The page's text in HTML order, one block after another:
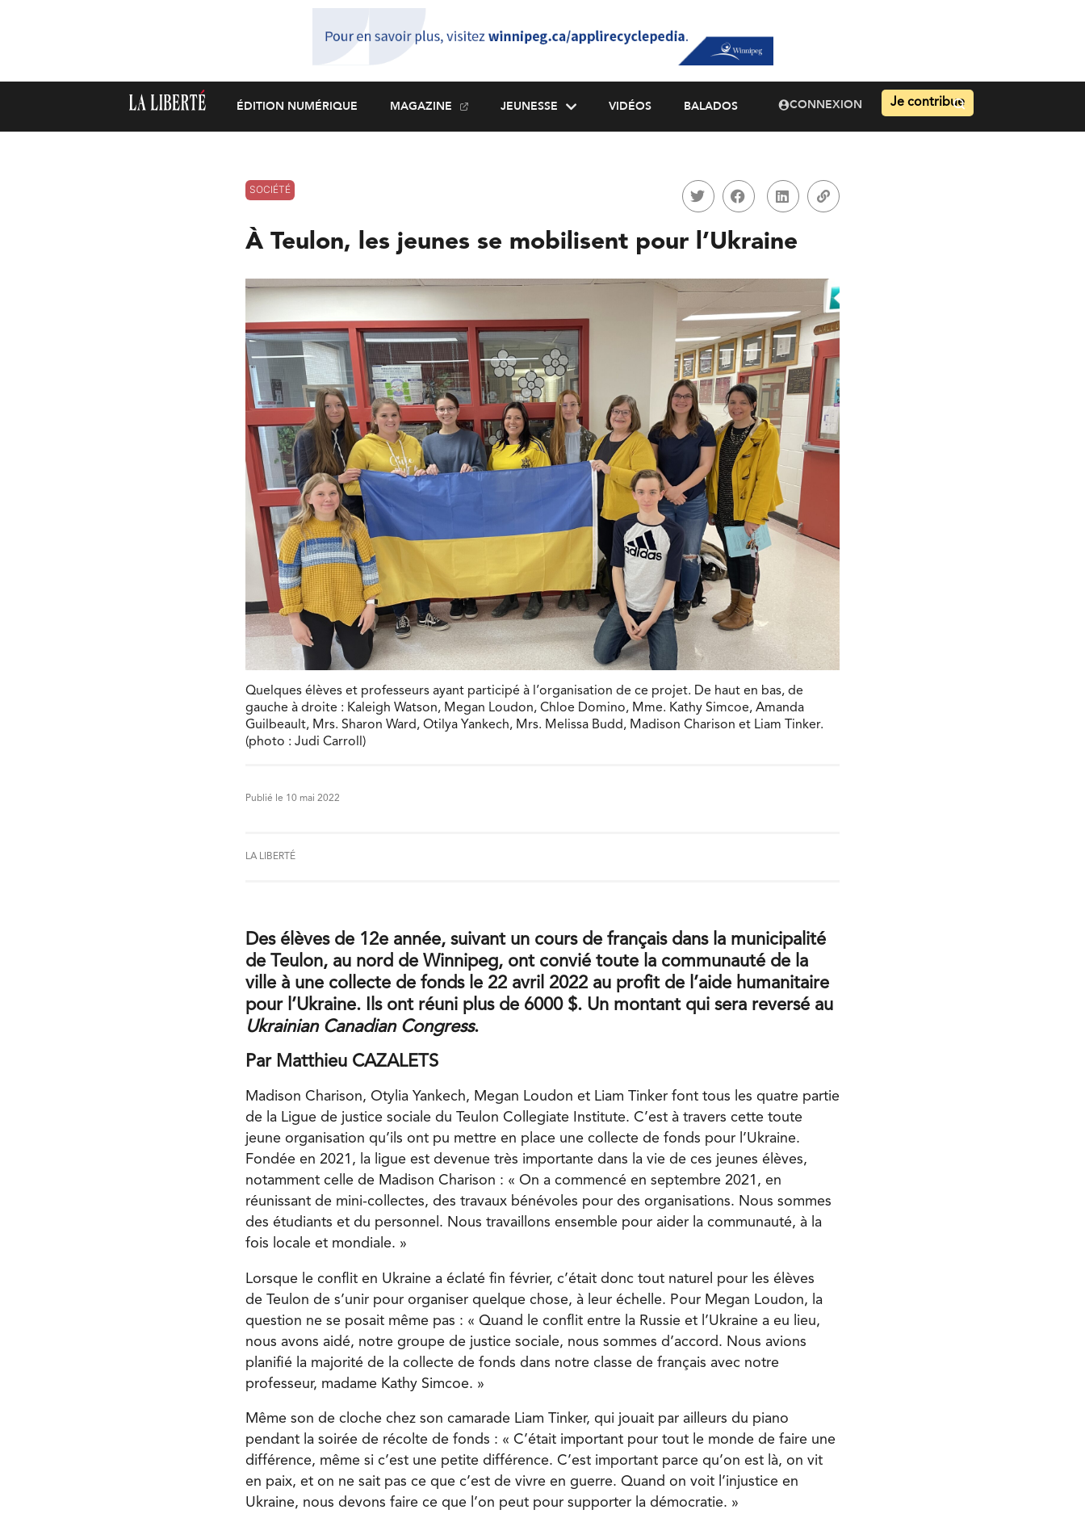
ÉDITION NUMÉRIQUE MAGAZINE JEUNESSE VIDÉOS BALADOS CONNEXION Je contribue
SOCIÉTÉ
À Teulon, les jeunes se mobilisent pour l’Ukraine
Quelques élèves et professeurs ayant participé à l’organisation de ce projet. De haut en bas, de
gauche à droite : Kaleigh Watson, Megan Loudon, Chloe Domino, Mme. Kathy Simcoe, Amanda
Guilbeault, Mrs. Sharon Ward, Otilya Yankech, Mrs. Melissa Budd, Madison Charison et Liam Tinker.
(photo : Judi Carroll)
Publié le 10 mai 2022
LA LIBERTÉ
Des élèves de 12e année, suivant un cours de français dans la municipalité
de Teulon, au nord de Winnipeg, ont convié toute la communauté de la
ville à une collecte de fonds le 22 avril 2022 au profit de l’aide humanitaire
pour l’Ukraine. Ils ont réuni plus de 6000 $. Un montant qui sera reversé au
Ukrainian Canadian Congress.
Par Matthieu CAZALETS
Madison Charison, Otylia Yankech, Megan Loudon et Liam Tinker font tous les quatre partie
de la Ligue de justice sociale du Teulon Collegiate Institute. C’est à travers cette toute
jeune organisation qu’ils ont pu mettre en place une collecte de fonds pour l’Ukraine.
Fondée en 2021, la ligue est devenue très importante dans la vie de ces jeunes élèves,
notamment celle de Madison Charison : « On a commencé en septembre 2021, en
réunissant de mini-collectes, des travaux bénévoles pour des organisations. Nous sommes
des étudiants et du personnel. Nous travaillons ensemble pour aider la communauté, à la
fois locale et mondiale. »
Lorsque le conflit en Ukraine a éclaté fin février, c’était donc tout naturel pour les élèves
de Teulon de s’unir pour organiser quelque chose, à leur échelle. Pour Megan Loudon, la
question ne se posait même pas : « Quand le conflit entre la Russie et l’Ukraine a eu lieu,
nous avons aidé, notre groupe de justice sociale, nous sommes d’accord. Nous avions
planifié la majorité de la collecte de fonds dans notre classe de français avec notre
professeur, madame Kathy Simcoe. »
Même son de cloche chez son camarade Liam Tinker, qui jouait par ailleurs du piano
pendant la soirée de récolte de fonds : « C’était important pour tout le monde de faire une
différence, même si c’est une petite différence. C’est important parce qu’on est là, on vit
en paix, et on ne sait pas ce que c’est de vivre en guerre. Quand on voit l’injustice en
Ukraine, nous devons faire ce que l’on peut pour supporter la démocratie. »